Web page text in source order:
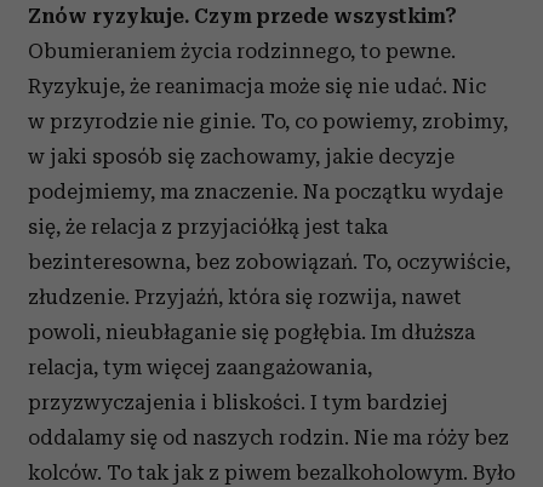
Znów ryzykuje. Czym przede wszystkim?
Obumieraniem życia rodzinnego, to pewne.
Ryzykuje, że reanimacja może się nie udać. Nic
w przyrodzie nie ginie. To, co powiemy, zrobimy,
w jaki sposób się zachowamy, jakie decyzje
podejmiemy, ma znaczenie. Na początku wydaje
się, że relacja z przyjaciółką jest taka
bezinteresowna, bez zobowiązań. To, oczywiście,
złudzenie. Przyjaźń, która się rozwija, nawet
powoli, nieubłaganie się pogłębia. Im dłuższa
relacja, tym więcej zaangażowania,
przyzwyczajenia i bliskości. I tym bardziej
oddalamy się od naszych rodzin. Nie ma róży bez
kolców. To tak jak z piwem bezalkoholowym. Było